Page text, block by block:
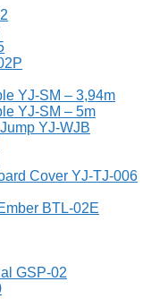
YJ-SM – 3,94m
YJ-SM – 5m
YJ-WJB
Cover YJ-TJ-006
BTL-02E
GSP-02